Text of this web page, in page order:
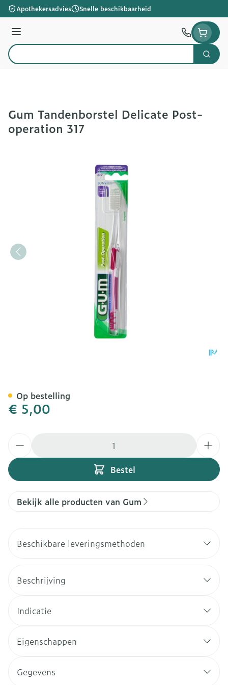
Ga naar de inhoud
Apothekersadvies Snelle beschikbaarheid
Menu
Product, merk, categorie...
Zoek
Gum Tandenborstel Delicate Post-
operation 317
€ 5,00
Bestel
Op bestelling
Bekijk alle producten van Gum
Beschikbare leveringsmethoden
Beschrijving
Indicatie
Eigenschappen
Gegevens